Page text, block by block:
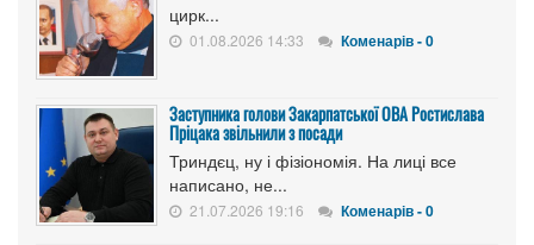
цирк...
01.08.2026 14:33 Коменарів - 0
Заступника голови Закарпатської ОВА Ростислава
Пріцака звільнили з посади
Триндєц, ну і фізіономія. На лиці все
написано, не...
21.07.2026 19:16 Коменарів - 0